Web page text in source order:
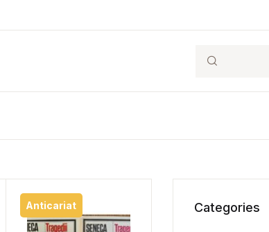
Search
Anticariat Categories